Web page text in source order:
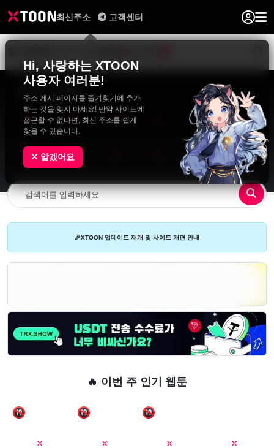
최신주소
Hi, 사랑하는 XTOON
사용자 여러분!
주소 게시 페이지를 즐겨찾기에 추가
하는 것을 잊지 마세요! 만약 사이트에
접근할 수 없다면, 최신 주소를 쉽게
찾을 수 있습니다.
알겠어요
고객센터
랜덤
🎉XTOON 업데이트 재개 및 사이트 개편 안내
🔥 이번 주 인기 웹툰